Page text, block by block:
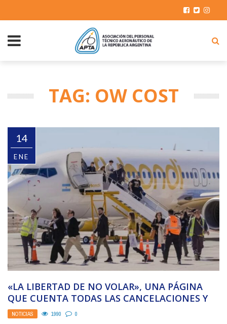
TAG: OW COST
14
ENE
«LA LIBERTAD DE NO VOLAR», UNA PÁGINA
QUE CUENTA TODAS LAS CANCELACIONES Y
DEMORAS DE ...
NOTICIAS 1990 0